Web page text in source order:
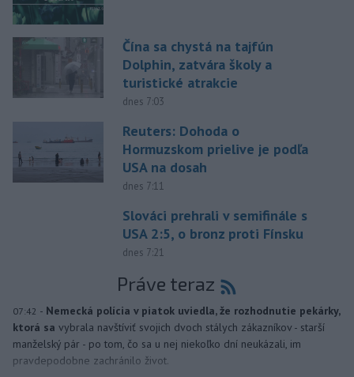
Čína sa chystá na tajfún
Dolphin, zatvára školy a
turistické atrakcie
dnes 7:03
Reuters: Dohoda o
Hormuzskom prielive je podľa
USA na dosah
dnes 7:11
Slováci prehrali v semifinále s
USA 2:5, o bronz proti Fínsku
dnes 7:21
Práve teraz
07:42 - Nemecká polícia v piatok uviedla, že rozhodnutie pekárky,
ktorá sa vybrala navštíviť svojich dvoch stálych zákazníkov - starší
manželský pár - po tom, čo sa u nej niekoľko dní neukázali, im
pravdepodobne zachránilo život.